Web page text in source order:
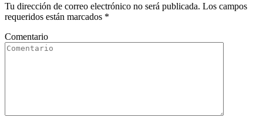
Tu dirección de correo electrónico no será publicada. Los campos
requeridos están marcados *
Comentario